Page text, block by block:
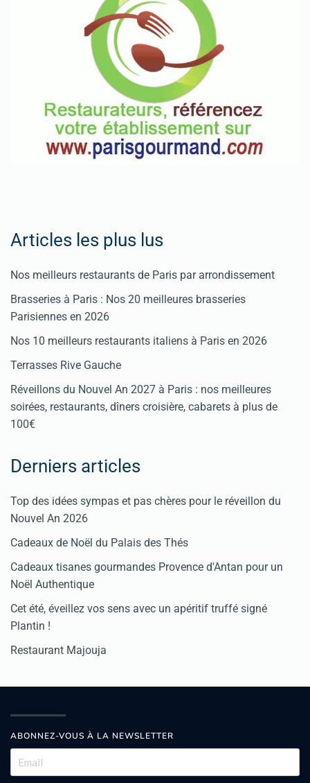
Articles les plus lus
Nos meilleurs restaurants de Paris par arrondissement
Brasseries à Paris : Nos 20 meilleures brasseries
Parisiennes en 2026
Nos 10 meilleurs restaurants italiens à Paris en 2026
Terrasses Rive Gauche
Réveillons du Nouvel An 2027 à Paris : nos meilleures
soirées, restaurants, dîners croisière, cabarets à plus de
100€
Derniers articles
Top des idées sympas et pas chères pour le réveillon du
Nouvel An 2026
Cadeaux de Noël du Palais des Thés
Cadeaux tisanes gourmandes Provence d'Antan pour un
Noël Authentique
Cet été, éveillez vos sens avec un apéritif truffé signé
Plantin !
Restaurant Majouja
ABONNEZ-VOUS À LA NEWSLETTER